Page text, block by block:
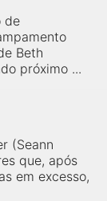
de
Beth
próximo ...
(Seann
que, após
em excesso,